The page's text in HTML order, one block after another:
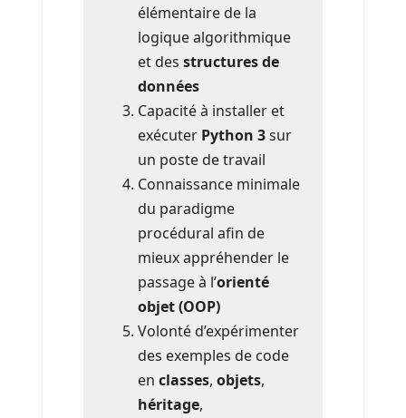
élémentaire de la
logique algorithmique
et des structures de
données
Capacité à installer et
exécuter Python 3sur
un poste de travail
Connaissance minimale
du paradigme
procédural afin de
mieux appréhender le
passage à l’orienté
objet (OOP)
Volonté d’expérimenter
des exemples de code
en classes, objets,
héritage,